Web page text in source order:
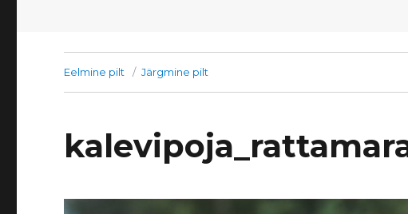
Eelmine pilt Järgmine pilt